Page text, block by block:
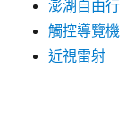
澎湖自由行
觸控導覽機
近視雷射